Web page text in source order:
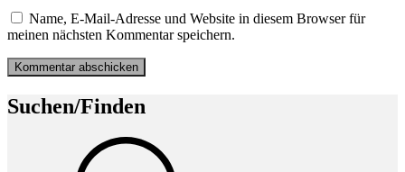
Name, E-Mail-Adresse und Website in diesem Browser für
meinen nächsten Kommentar speichern.
Suchen/Finden